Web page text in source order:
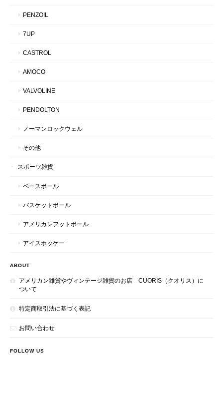
PENZOIL
7UP
CASTROL
AMOCO
VALVOLINE
PENDOLTON
ノーマンロックウェル
その他
スポーツ雑貨
ベースボール
バスケットボール
アメリカンフットボール
アイスホッケー
ABOUT
アメリカン雑貨やヴィンテージ雑貨のお店 CUORIS（クオリス）に
ついて
特定商取引法に基づく表記
お問い合わせ
FOLLOW US